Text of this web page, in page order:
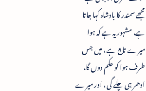
مجھے سمندر کا بادشاہ کہا جاتا
ہے، مشہور یہ ہے کہ ہوا
میرے تابع ہے ، میں جس
طرف ہوا کو حکم دوں گا،
ادھر ہی چلے گی ، اور میرے